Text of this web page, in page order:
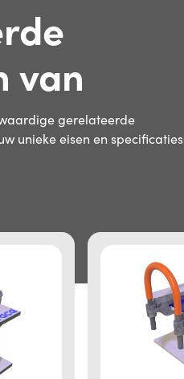
van
gerelateerde
unieke eisen en specificaties